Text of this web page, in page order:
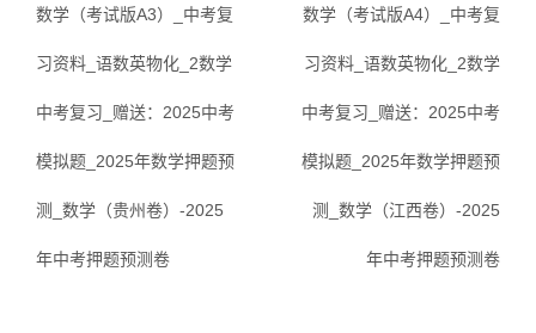
数学（考试版A3）_中考复
习资料_语数英物化_2数学
中考复习_赠送：2025中考
模拟题_2025年数学押题预
测_数学（贵州卷）-2025
年中考押题预测卷
数学（考试版A4）_中考复
习资料_语数英物化_2数学
中考复习_赠送：2025中考
模拟题_2025年数学押题预
测_数学（江西卷）-2025
年中考押题预测卷